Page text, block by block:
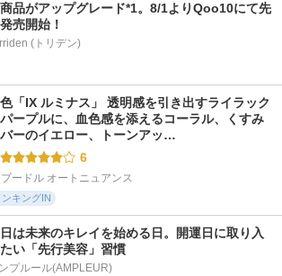
品がアップグレード*1。8/1よりQoo10にて先
売開始！
(トリデン)
「IX ルミナス」 透明感を引き出すライラック
ープルに、血色感を添えるコーラル、くすみ
ーのイエロー、トーンアッ…
6
ードル オートニュアンス
ンキングIN
は未来のキレイを始める日。開運日に取り入
い「先行美容」習慣
プルール(AMPLEUR)